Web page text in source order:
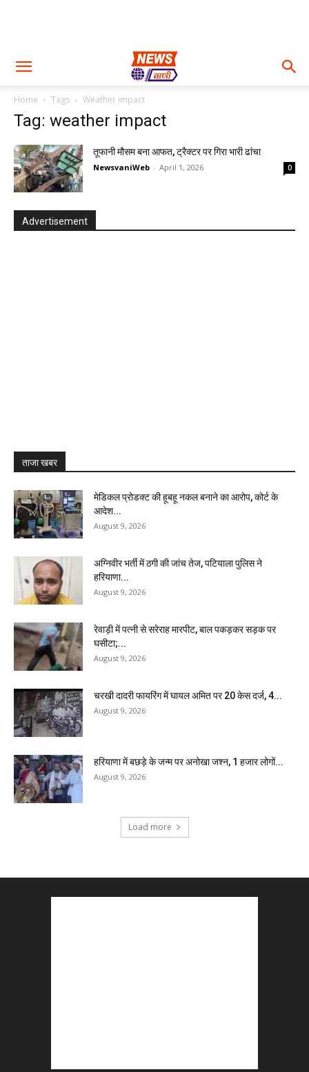
Home Tags Weather impact
Tag: weather impact
तूफानी मौसम बना आफत, ट्रैक्टर पर गिरा भारी ढांचा
NewsvaniWeb - April 1, 2026 0
Advertisement
ताजा खबर
मेडिकल प्रोडक्ट की हूबहू नकल बनाने का आरोप, कोर्ट के
आदेश...
August 9, 2026
अग्निवीर भर्ती में ठगी की जांच तेज, पटियाला पुलिस ने
हरियाणा...
August 9, 2026
रेवाड़ी में पत्नी से सरेराह मारपीट, बाल पकड़कर सड़क पर
घसीटा;...
August 9, 2026
चरखी दादरी फायरिंग में घायल अमित पर 20 केस दर्ज, 4...
August 9, 2026
हरियाणा में बछड़े के जन्म पर अनोखा जश्न, 1 हजार लोगों...
August 9, 2026
Load more